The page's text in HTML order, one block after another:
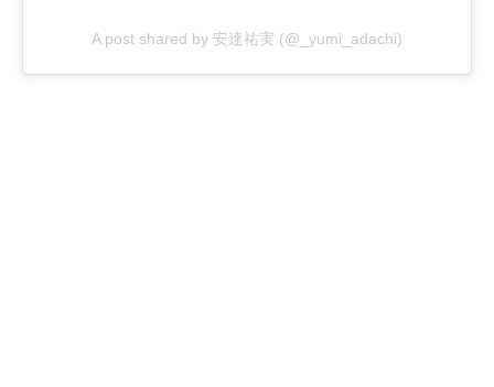
A post shared by 安達祐実 (@_yumi_adachi)